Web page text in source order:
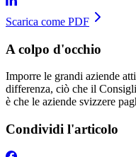
Scarica come PDF
A colpo d'occhio
Imporre le grandi aziende
differenza, ciò che il
è che le aziende svizzere
Condividi l'articolo